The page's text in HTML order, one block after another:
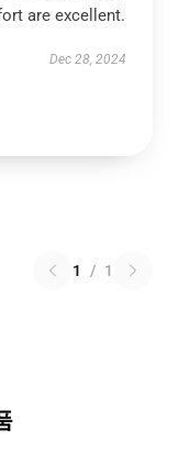
are excellent.
Dec 28, 2024
1 / 1